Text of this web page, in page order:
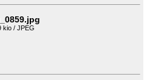
kio / JPEG